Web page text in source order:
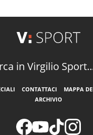
in Virgilio
CONTATTACI MAPPA
ARCHIVIO